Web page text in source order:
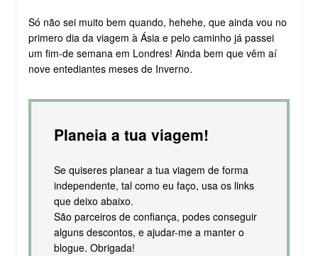
Só não sei muito bem quando, hehehe, que ainda vou no
primero dia da viagem à Ásia e pelo caminho já passei
um fim-de semana em Londres! Ainda bem que vêm aí
nove entediantes meses de Inverno.
Planeia a tua viagem!
Se quiseres planear a tua viagem de forma
independente, tal como eu faço, usa os links
que deixo abaixo.
São parceiros de confiança, podes conseguir
alguns descontos, e ajudar-me a manter o
blogue. Obrigada!